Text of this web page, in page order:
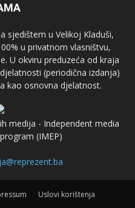
sjedištem u Velikoj Kladuši,
u privatnom vlasništvu,
U okviru preduzeća od kraja
(periodična izdanja)
kao osnovna djelatnost.
medija - Independent media
(IMEP)
Uslovi korištenja